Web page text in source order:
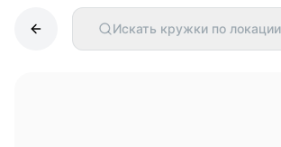
Искать кружки по